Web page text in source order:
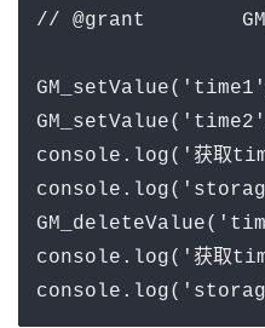
// @grant
console.log('获取
console.log('获取